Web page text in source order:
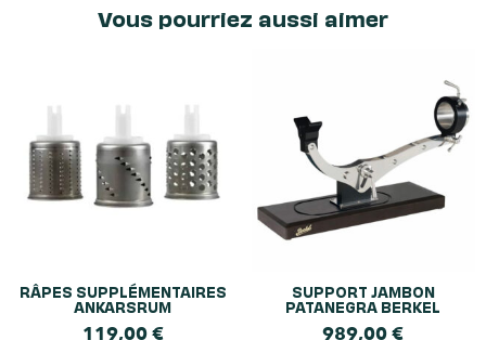
Vous pourriez aussi aimer
RÂPES SUPPLÉMENTAIRES
ANKARSRUM
119,00€
SUPPORT JAMBON
PATANEGRA BERKEL
989,00€